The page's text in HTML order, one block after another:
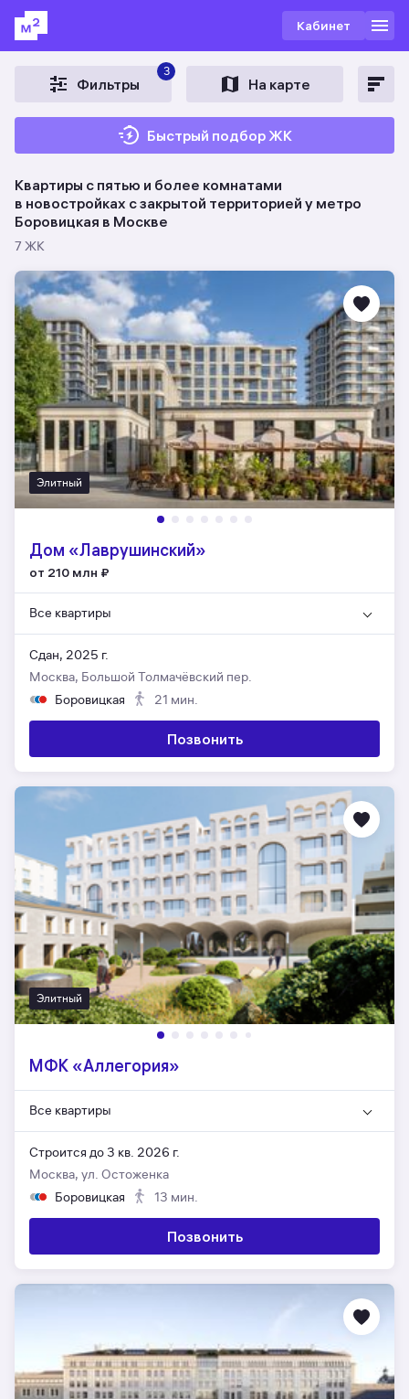
Кабинет
Фильтры
3
На карте
Быстрый подбор ЖК
Квартиры с пятью и более комнатами
в новостройках c закрытой территорией у метро
Боровицкая в Москве
7 ЖК
Элитный
Дом «Лаврушинский»
от 210 млн ₽
Все квартиры
Сдан, 2025 г.
Москва, Большой Толмачёвский пер.
Боровицкая
21 мин.
Позвонить
Элитный
МФК «Аллегория»
Все квартиры
Строится до 3 кв. 2026 г.
Москва, ул. Остоженка
Боровицкая
13 мин.
Позвонить